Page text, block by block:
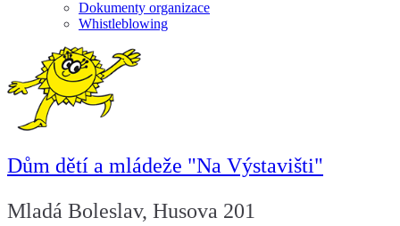
Dokumenty organizace
Whistleblowing
Dům dětí a mládeže "Na Výstavišti"
Mladá Boleslav, Husova 201